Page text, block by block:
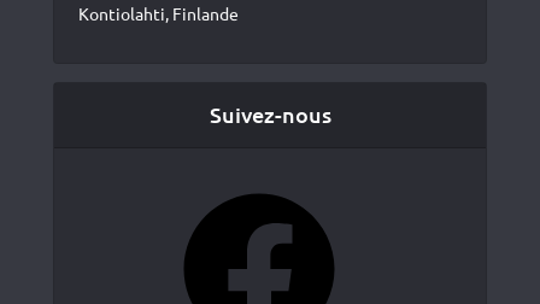
Kontiolahti, Finlande
Suivez-nous